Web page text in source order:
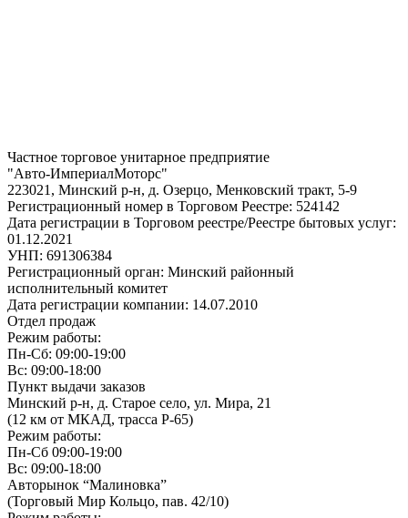
Частное торговое унитарное предприятие
"Авто-ИмпериалМоторс"
223021, Минский р-н, д. Озерцо, Менковский тракт, 5-9
Регистрационный номер в Торговом Реестре: 524142
Дата регистрации в Торговом реестре/Реестре бытовых услуг:
01.12.2021
УНП: 691306384
Регистрационный орган: Минский районный
исполнительный комитет
Дата регистрации компании: 14.07.2010
Отдел продаж
Режим работы:
Пн-Сб: 09:00-19:00
Вс: 09:00-18:00
Пункт выдачи заказов
Минский р-н, д. Старое село, ул. Мира, 21
(12 км от МКАД, трасса P-65)
Режим работы:
Пн-Сб 09:00-19:00
Вс: 09:00-18:00
Авторынок “Малиновка”
(Торговый Мир Кольцо, пав. 42/10)